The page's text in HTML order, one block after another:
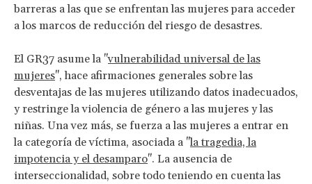
barreras a las que se enfrentan las mujeres para acceder
a los marcos de reducción del riesgo de desastres.
El GR37 asume la "vulnerabilidad universal de las
mujeres", hace afirmaciones generales sobre las
desventajas de las mujeres utilizando datos inadecuados,
y restringe la violencia de género a las mujeres y las
niñas. Una vez más, se fuerza a las mujeres a entrar en
la categoría de víctima, asociada a "la tragedia, la
impotencia y el desamparo". La ausencia de
interseccionalidad, sobre todo teniendo en cuenta las